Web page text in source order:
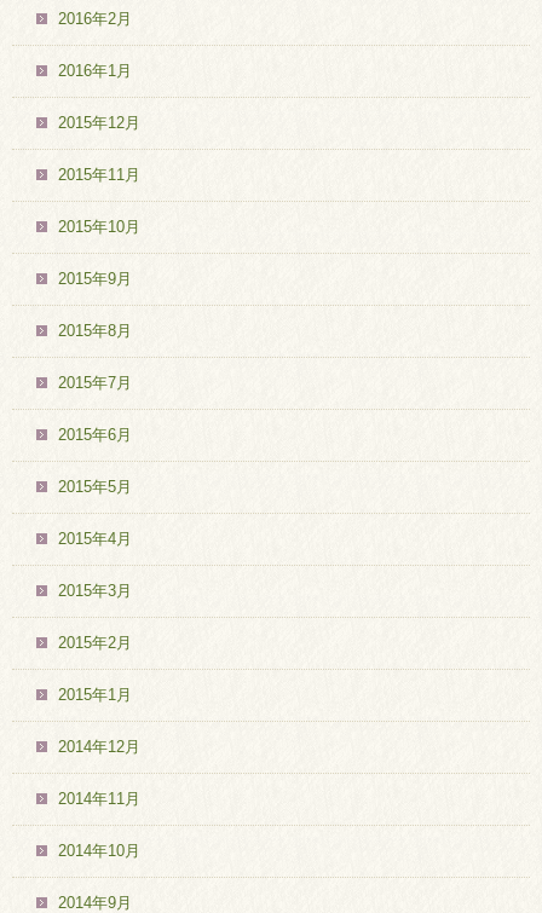
2016年2月
2016年1月
2015年12月
2015年11月
2015年10月
2015年9月
2015年8月
2015年7月
2015年6月
2015年5月
2015年4月
2015年3月
2015年2月
2015年1月
2014年12月
2014年11月
2014年10月
2014年9月